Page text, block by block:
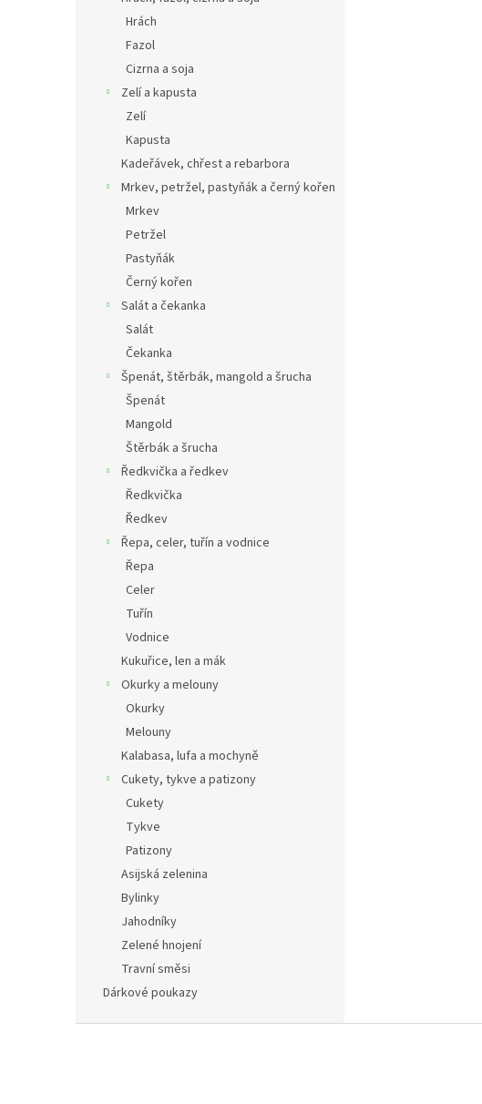
Hrách
Fazol
Cizrna a soja
Zelí a kapusta
Zelí
Kapusta
Kadeřávek, chřest a rebarbora
Mrkev, petržel, pastyňák a černý kořen
Mrkev
Petržel
Pastyňák
Černý kořen
Salát a čekanka
Salát
Čekanka
Špenát, štěrbák, mangold a šrucha
Špenát
Mangold
Štěrbák a šrucha
Ředkvička a ředkev
Ředkvička
Ředkev
Řepa, celer, tuřín a vodnice
Řepa
Celer
Tuřín
Vodnice
Kukuřice, len a mák
Okurky a melouny
Okurky
Melouny
Kalabasa, lufa a mochyně
Cukety, tykve a patizony
Cukety
Tykve
Patizony
Asijská zelenina
Bylinky
Jahodníky
Zelené hnojení
Travní směsi
Dárkové poukazy